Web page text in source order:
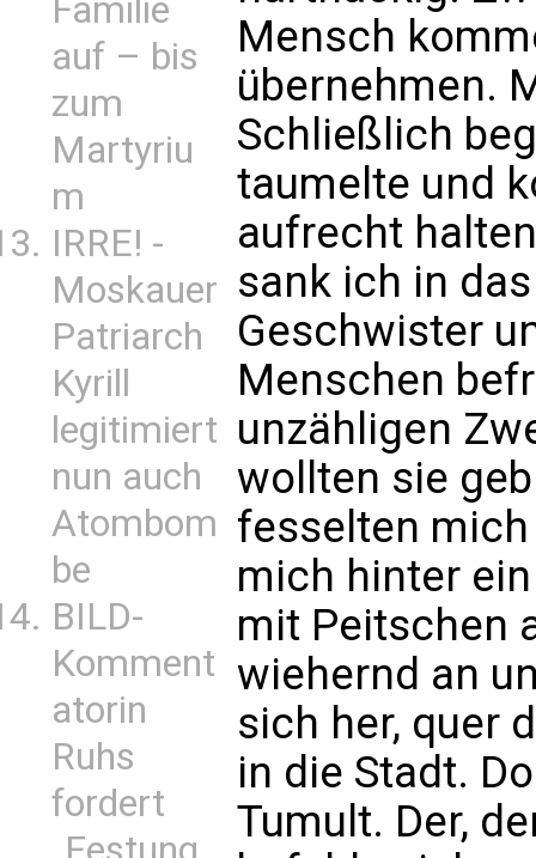
Familie
auf – bis
zum
Martyriu
m
IRRE! -
Moskauer
Patriarch
Kyrill
legitimiert
nun auch
Atombom
be
BILD-
Komment
atorin
Ruhs
fordert
Mensch
übernehmen.
Schließlich
taumelte und
aufrecht
sank ich in
Geschwister
Menschen
unzähligen
wollten sie
fesselten
mich hinter
mit Peitschen
wiehernd an
sich her, quer
in die Stadt.
Tumult. Der,